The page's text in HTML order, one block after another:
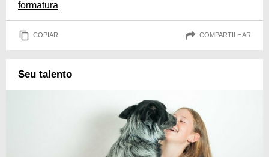
formatura
COPIAR COMPARTILHAR
Seu talento